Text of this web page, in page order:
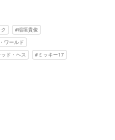
稲垣貴俊
ワールド
ド・ヘス
ミッキー17